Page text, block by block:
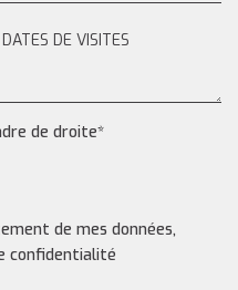
de droite*
de mes données,
confidentialité